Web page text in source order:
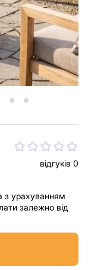
відгуків 0
з урахуванням
залежно від